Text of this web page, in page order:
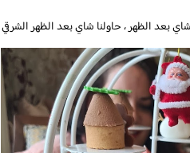
بعد الظهر ، حاولنا شاي بعد الظهر